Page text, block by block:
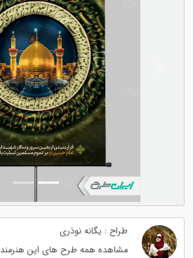
طراح : یگانه نوذری
مشاهده همه طرح های این هنرمند